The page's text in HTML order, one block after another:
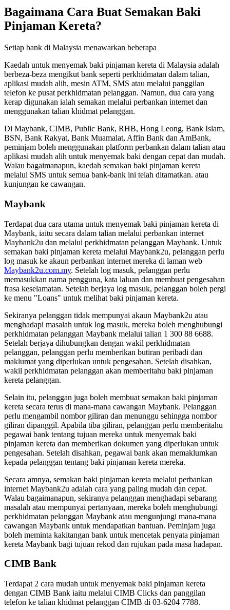
Bagaimana Cara Buat Semakan Baki
Pinjaman Kereta?
Setiap bank di Malaysia menawarkan beberapa
Kaedah untuk menyemak baki pinjaman kereta di Malaysia adalah
berbeza-beza mengikut bank seperti perkhidmatan dalam talian,
aplikasi mudah alih, mesin ATM, SMS atau melalui panggilan
telefon ke pusat perkhidmatan pelanggan. Namun, dua cara yang
kerap digunakan ialah semakan melalui perbankan internet dan
menggunakan talian khidmat pelanggan.
Di Maybank, CIMB, Public Bank, RHB, Hong Leong, Bank Islam,
BSN, Bank Rakyat, Bank Muamalat, Affin Bank dan AmBank,
peminjam boleh menggunakan platform perbankan dalam talian atau
aplikasi mudah alih untuk menyemak baki dengan cepat dan mudah.
Walau bagaimanapun, kaedah semakan baki pinjaman kereta
melalui SMS untuk semua bank-bank ini telah ditamatkan. atau
kunjungan ke cawangan.
Maybank
Terdapat dua cara utama untuk menyemak baki pinjaman kereta di
Maybank, iaitu secara dalam talian melalui perbankan internet
Maybank2u dan melalui perkhidmatan pelanggan Maybank. Untuk
semakan baki pinjaman kereta melalui Maybank2u, pelanggan perlu
log masuk ke akaun perbankan internet mereka di laman web
Maybank2u.com.my. Setelah log masuk, pelanggan perlu
memasukkan nama pengguna, kata laluan dan membuat pengesahan
frasa keselamatan. Setelah berjaya log masuk, pelanggan boleh pergi
ke menu "Loans" untuk melihat baki pinjaman kereta.
Sekiranya pelanggan tidak mempunyai akaun Maybank2u atau
menghadapi masalah untuk log masuk, mereka boleh menghubungi
perkhidmatan pelanggan Maybank melalui talian 1 300 88 6688.
Setelah berjaya dihubungkan dengan wakil perkhidmatan
pelanggan, pelanggan perlu memberikan butiran peribadi dan
maklumat yang diperlukan untuk pengesahan. Setelah disahkan,
wakil perkhidmatan pelanggan akan memberitahu baki pinjaman
kereta pelanggan.
Selain itu, pelanggan juga boleh membuat semakan baki pinjaman
kereta secara terus di mana-mana cawangan Maybank. Pelanggan
perlu mengambil nombor giliran dan menunggu sehingga nombor
giliran dipanggil. Apabila tiba giliran, pelanggan perlu memberitahu
pegawai bank tentang tujuan mereka untuk menyemak baki
pinjaman kereta dan memberikan dokumen yang diperlukan untuk
pengesahan. Setelah disahkan, pegawai bank akan memaklumkan
kepada pelanggan tentang baki pinjaman kereta mereka.
Secara amnya, semakan baki pinjaman kereta melalui perbankan
internet Maybank2u adalah cara yang paling mudah dan cepat.
Walau bagaimanapun, sekiranya pelanggan menghadapi sebarang
masalah atau mempunyai pertanyaan, mereka boleh menghubungi
perkhidmatan pelanggan Maybank atau mengunjungi mana-mana
cawangan Maybank untuk mendapatkan bantuan. Peminjam juga
boleh meminta kakitangan bank untuk mencetak penyata pinjaman
kereta Maybank bagi tujuan rekod dan rujukan pada masa hadapan.
CIMB Bank
Terdapat 2 cara mudah untuk menyemak baki pinjaman kereta
dengan CIMB Bank iaitu melalui CIMB Clicks dan panggilan
telefon ke talian khidmat pelanggan CIMB di 03-6204 7788.